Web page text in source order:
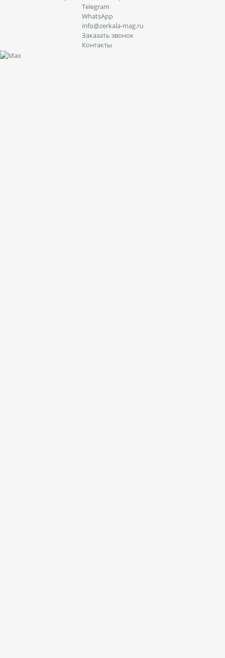
Telegram
WhatsApp
info@zerkala-mag.ru
Заказать звонок
Контакты